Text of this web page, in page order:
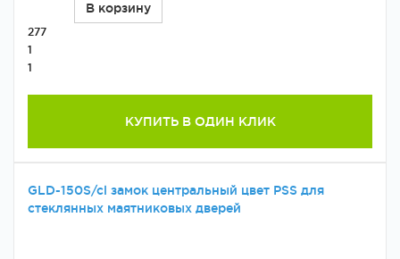
В корзину
277
1
1
КУПИТЬ В ОДИН КЛИК
GLD-150S/cl замок центральный цвет PSS для
стеклянных маятниковых дверей